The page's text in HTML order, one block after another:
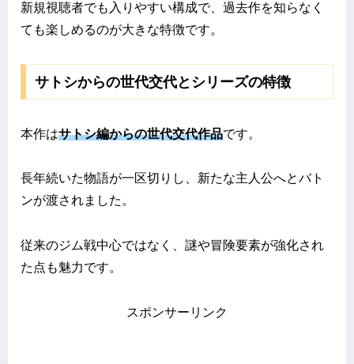
新規視聴者でも入りやすい構成で、過去作を知らなく
ても楽しめるのが大きな特徴です。
サトシからの世代交代とシリーズの特徴
本作はサトシ編からの世代交代作品です。
長年続いた物語が一区切りし、新たな主人公へとバト
ンが渡されました。
従来のジム戦中心ではなく、謎や冒険要素が強化され
た点も魅力です。
スポンサーリンク